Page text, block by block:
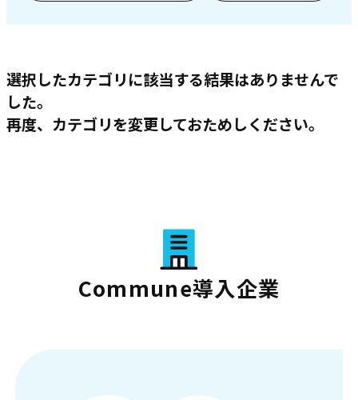
選択したカテゴリに該当する結果はありませんで
した。
再度、カテゴリを変更しておためしください。
Commune導入企業